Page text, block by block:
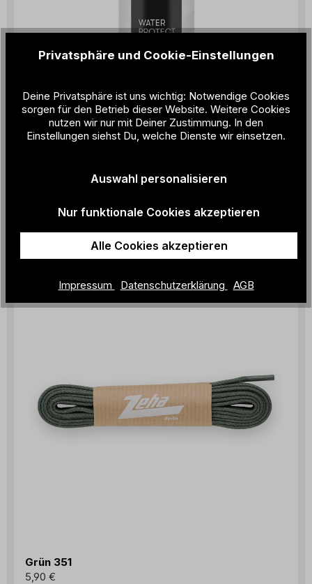
Grün 351
5,90 €
Privatsphäre und Cookie-Einstellungen
Deine Privatsphäre ist uns wichtig: Notwendige Cookies
sorgen für den Betrieb dieser Website. Weitere Cookies
nutzen wir nur mit Deiner Zustimmung. In den
Einstellungen siehst Du, welche Dienste wir einsetzen.
Auswahl personalisieren
Nur funktionale Cookies akzeptieren
Alle Cookies akzeptieren
Impressum Datenschutzerklärung AGB